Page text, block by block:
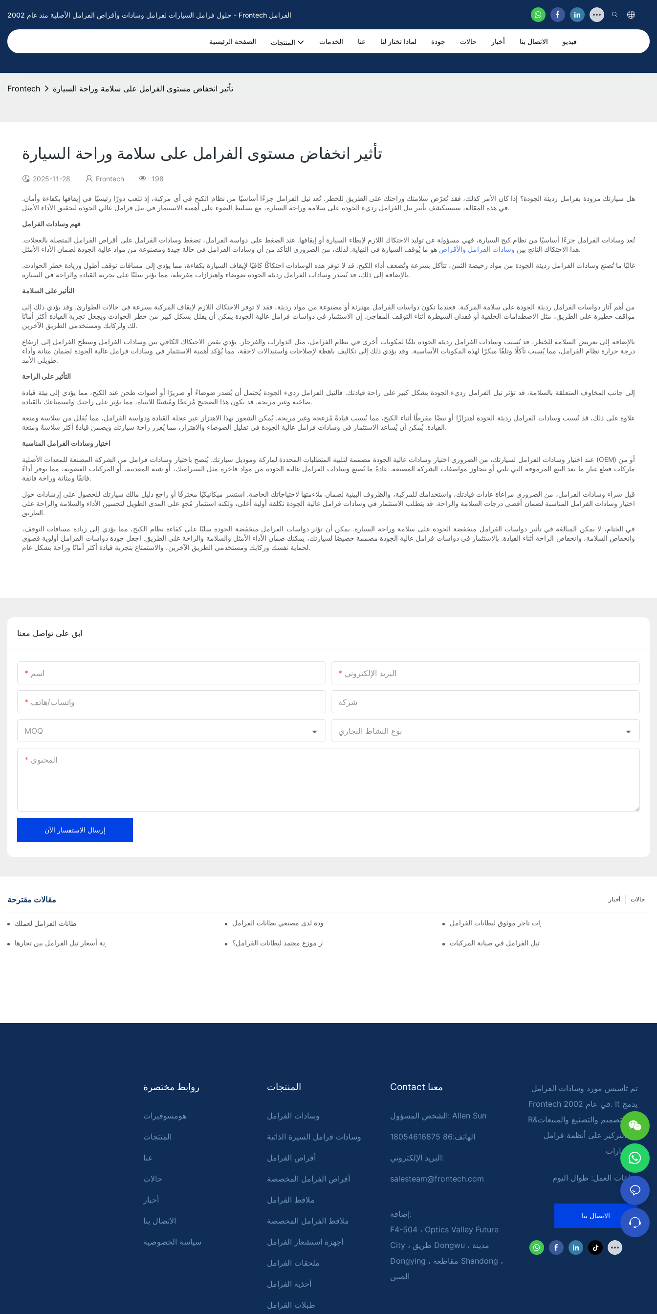
حلول فرامل السيارات لفرامل وسادات وأقراص الفرامل الأصلية منذ عام 2002 - Frontech الفرامل
الصفحة الرئيسية المنتجات الخدمات عنا لماذا تختار لنا جودة حالات أخبار الاتصال بنا فيديو
Frontech تأثير انخفاض مستوى الفرامل على سلامة وراحة السيارة
تأثير انخفاض مستوى الفرامل على سلامة وراحة السيارة
2025-11-28 Frontech 198
هل سيارتك مزودة بفرامل رديئة الجودة؟ إذا كان الأمر كذلك، فقد تُعرّض سلامتك وراحتك على الطريق للخطر. تُعد تيل الفرامل جزءًا أساسيًا من نظام الكبح في أي مركبة، إذ تلعب دورًا رئيسيًا في إيقافها بكفاءة وأمان.
في هذه المقالة، سنستكشف تأثير تيل الفرامل رديء الجودة على سلامة وراحة السيارة، مع تسليط الضوء على أهمية الاستثمار في تيل فرامل عالي الجودة لتحقيق الأداء الأمثل.
فهم وسادات الفرامل
تُعد وسادات الفرامل جزءًا أساسيًا من نظام كبح السيارة، فهي مسؤولة عن توليد الاحتكاك اللازم لإبطاء السيارة أو إيقافها. عند الضغط على دواسة الفرامل، تضغط وسادات الفرامل على أقراص الفرامل المتصلة بالعجلات.
هذا الاحتكاك الناتج بين وسادات الفرامل والأقراص
هو ما يُوقف السيارة في النهاية. لذلك، من الضروري التأكد من أن وسادات الفرامل في حالة جيدة ومصنوعة من مواد عالية الجودة لضمان الأداء الأمثل.
غالبًا ما تُصنع وسادات الفرامل رديئة الجودة من مواد رخيصة الثمن، تتآكل بسرعة وتُضعف أداء الكبح. قد لا توفر هذه الوسادات احتكاكًا كافيًا لإيقاف السيارة بكفاءة، مما يؤدي إلى مسافات توقف أطول وزيادة خطر الحوادث.
بالإضافة إلى ذلك، قد تُصدر وسادات الفرامل رديئة الجودة ضوضاء واهتزازات مفرطة، مما يؤثر سلبًا على تجربة القيادة والراحة في السيارة.
التأثير على السلامة
من أهم آثار دواسات الفرامل رديئة الجودة على سلامة المركبة. فعندما تكون دواسات الفرامل مهترئة أو مصنوعة من مواد رديئة، فقد لا توفر الاحتكاك اللازم لإيقاف المركبة بسرعة في حالات الطوارئ. وقد يؤدي ذلك إلى
مواقف خطيرة على الطريق، مثل الاصطدامات الخلفية أو فقدان السيطرة أثناء التوقف المفاجئ. إن الاستثمار في دواسات فرامل عالية الجودة يمكن أن يقلل بشكل كبير من خطر الحوادث ويجعل تجربة القيادة أكثر أمانًا
لك ولركابك ومستخدمي الطريق الآخرين.
بالإضافة إلى تعريض السلامة للخطر، قد تُسبب وسادات الفرامل رديئة الجودة تلفًا لمكونات أخرى في نظام الفرامل، مثل الدوارات والفرجار. يؤدي نقص الاحتكاك الكافي بين وسادات الفرامل وسطح الفرامل إلى ارتفاع
درجة حرارة نظام الفرامل، مما يُسبب تآكلًا وتلفًا مبكرًا لهذه المكونات الأساسية. وقد يؤدي ذلك إلى تكاليف باهظة لإصلاحات واستبدالات لاحقة، مما يُؤكد أهمية الاستثمار في وسادات فرامل عالية الجودة لضمان متانة وأداء
طويلي الأمد.
التأثير على الراحة
إلى جانب المخاوف المتعلقة بالسلامة، قد تؤثر تيل الفرامل رديء الجودة بشكل كبير على راحة قيادتك. فالتيل الفرامل رديء الجودة يُحتمل أن يُصدر ضوضاءً أو صريرًا أو أصوات طحن عند الكبح، مما يؤدي إلى بيئة قيادة
صاخبة وغير مريحة. قد يكون هذا الضجيج مُزعجًا ومُشتتًا للانتباه، مما يؤثر على راحتك واستمتاعك بالقيادة.
علاوة على ذلك، قد تُسبب وسادات الفرامل رديئة الجودة اهتزازًا أو نبضًا مفرطًا أثناء الكبح، مما يُسبب قيادةً مُزعجة وغير مريحة. يُمكن الشعور بهذا الاهتزاز عبر عجلة القيادة ودواسة الفرامل، مما يُقلل من سلاسة ومتعة
القيادة. يُمكن أن يُساعد الاستثمار في وسادات فرامل عالية الجودة في تقليل الضوضاء والاهتزاز، مما يُعزز راحة سيارتك ويضمن قيادةً أكثر سلاسةً ومتعة.
اختيار وسادات الفرامل المناسبة
عند اختيار وسادات الفرامل لسيارتك، من الضروري اختيار وسادات عالية الجودة مصممة لتلبية المتطلبات المحددة لماركة وموديل سيارتك. يُنصح باختيار وسادات فرامل من الشركة المصنعة للمعدات الأصلية (OEM) أو من
ماركات قطع غيار ما بعد البيع المرموقة التي تلبي أو تتجاوز مواصفات الشركة المصنعة. عادةً ما تُصنع وسادات الفرامل عالية الجودة من مواد فاخرة مثل السيراميك، أو شبه المعدنية، أو المركبات العضوية، مما يوفر أداءً
فائقًا ومتانة وراحة فائقة.
قبل شراء وسادات الفرامل، من الضروري مراعاة عادات قيادتك، واستخدامك للمركبة، والظروف البيئية لضمان ملاءمتها لاحتياجاتك الخاصة. استشر ميكانيكيًا محترفًا أو راجع دليل مالك سيارتك للحصول على إرشادات حول
اختيار وسادات الفرامل المناسبة لضمان أقصى درجات السلامة والراحة. قد يتطلب الاستثمار في وسادات فرامل عالية الجودة تكلفة أولية أعلى، ولكنه استثمار مُجدٍ على المدى الطويل لتحسين الأداء والسلامة والراحة على
الطريق.
في الختام، لا يمكن المبالغة في تأثير دواسات الفرامل منخفضة الجودة على سلامة وراحة السيارة. يمكن أن تؤثر دواسات الفرامل منخفضة الجودة سلبًا على كفاءة نظام الكبح، مما يؤدي إلى زيادة مسافات التوقف،
وانخفاض السلامة، وانخفاض الراحة أثناء القيادة. بالاستثمار في دواسات فرامل عالية الجودة مصممة خصيصًا لسيارتك، يمكنك ضمان الأداء الأمثل والسلامة والراحة على الطريق. اجعل جودة دواسات الفرامل أولوية قصوى
لحماية نفسك وركابك ومستخدمي الطريق الآخرين، والاستمتاع بتجربة قيادة أكثر أمانًا وراحة بشكل عام.
ابق على تواصل معنا
اسم البريد الإلكتروني
واتساب/هاتف شركة
MOQ نوع النشاط التجاري
المحتوى
إرسال الاستفسار الآن
مقالات مقترحة حالات أخبار
إيجاد موزعين موثوقين لبطانات الفرامل لعملك فهم معايير الجودة لدى مصنعي بطانات الفرامل أهم مميزات تاجر موثوق لبطانات الفرامل
كيفية مقارنة أسعار تيل الفرامل بين تجارها لماذا يجب عليك اختيار موزع معتمد لبطانات الفرامل؟ دور تجار تيل الفرامل في صيانة المركبات
روابط مختصرة
هومسوفيرات
المنتجات
عنا
حالات
أخبار
الاتصال بنا
سياسة الخصوصية
المنتجات
وسادات الفرامل
وسادات فرامل السيرة الذاتية
أقراص الفرامل
أقراص الفرامل المخصصة
ملاقط الفرامل
ملاقط الفرامل المخصصة
أجهزة استشعار الفرامل
ملحقات الفرامل
أحذية الفرامل
طبلات الفرامل
Contact معنا
الشخص المسؤول: Allen Sun
الهاتف:86 18054616875
البريد الإلكتروني:
salesteam@frontech.com
إضافة:
F4-504 ، Optics Valley Future
City ، طريق Dongwu ، مدينة
Dongying ، مقاطعة Shandong ،
الصين
تم تأسيس مورد وسادات الفرامل
Frontech في عام 2002. It يدمج
R&د ـ التصميم والتصنيع والمبيعات
مع التركيز على أنظمة فرامل
السيارات
ساعات العمل: طوال اليوم
الاتصال بنا